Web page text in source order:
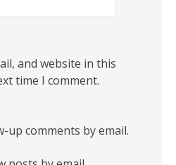
and website in this
time I comment.
up comments by email.